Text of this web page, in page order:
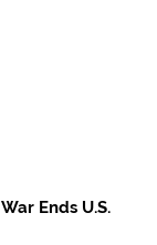
Ends U.S.